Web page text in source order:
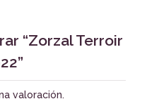
“Zorzal Terroir
valoración.